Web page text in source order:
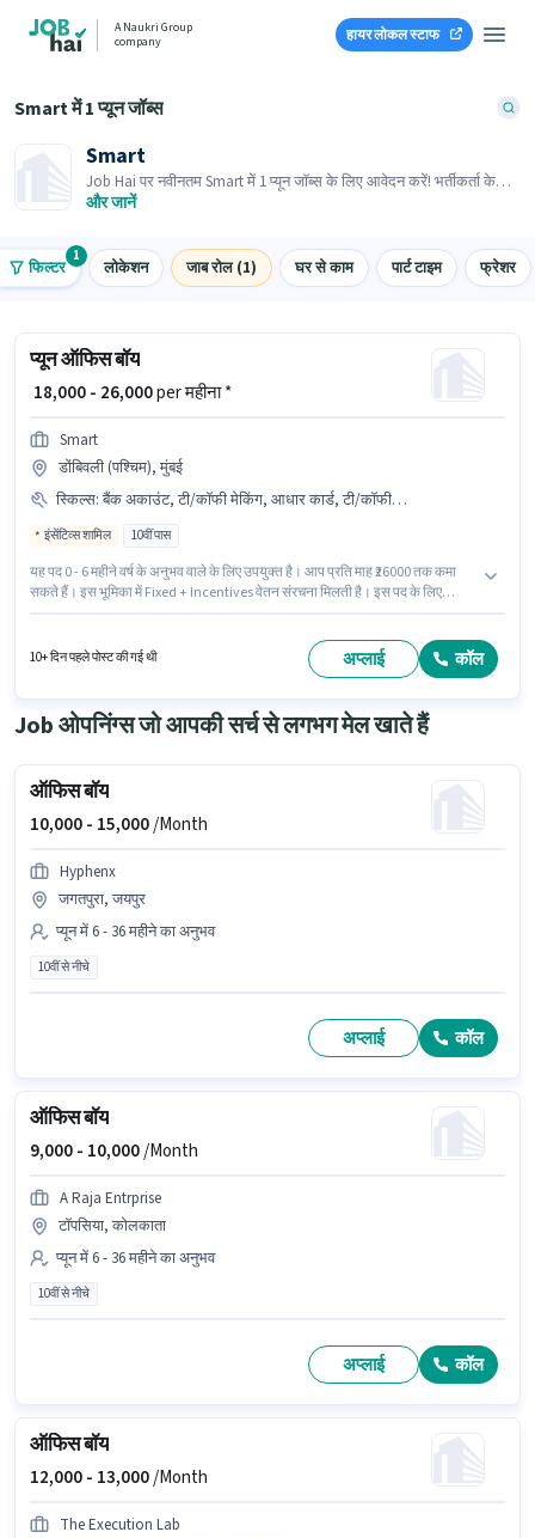
A Naukri Group
company
हायर लोकल स्टाफ
Smart में 1 प्यून जॉब्स
Smart
Job Hai पर नवीनतम Smart में 1 प्यून जॉब्स के लिए आवेदन करें! भर्तीकर्ता के
पास आपके क्षेत्र में तत्काल रिक्तियां हैं।
और जानें
फिल्टर
1
लोकेशन जाब रोल (1) घर से काम पार्ट टाइम फ्रेशर
प्यून ऑफिस बॉय
₹ 18,000 - 26,000per महीना *
Smart
डोंबिवली (पश्चिम), मुंबई
स्किल्स: बैंक अकाउंट, टी/कॉफी मेकिंग, आधार कार्ड, टी/कॉफी सर्विंग, डस्टिंग/ क्लीनिंग, PAN कार्ड, ऑफिस हेल्प
इंसेंटिव्स शामिल 10वीं पास
यह पद 0 - 6 महीने वर्ष के अनुभव वाले के लिए उपयुक्त है। आप प्रति माह ₹26000 तक कमा
सकते हैं। इस भूमिका में Fixed + Incentives वेतन संरचना मिलती है। इस पद के लिए
भूमिका के लिए आवेदक के पास टी/कॉफी मेकिंग, डस्टिंग/ क्लीनिंग, ऑफिस हेल्प, टी/कॉफी
10+ दिन पहले पोस्ट की गई थी अप्लाई कॉल
Job ओपनिंग्स जो आपकी सर्च से लगभग मेल खाते हैं
ऑफिस बॉय
10,000 - 15,000/Month
Hyphenx
जगतपुरा, जयपुर
प्यून में 6 - 36 महीने का अनुभव
10वीं से नीचे
अप्लाई कॉल
ऑफिस बॉय
9,000 - 10,000/Month
A Raja Entrprise
टॉपसिया, कोलकाता
प्यून में 6 - 36 महीने का अनुभव
10वीं से नीचे
अप्लाई कॉल
ऑफिस बॉय
12,000 - 13,000/Month
The Execution Lab